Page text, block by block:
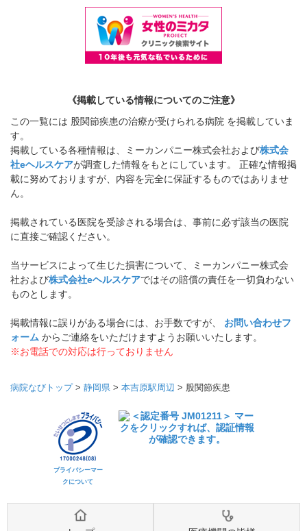
《掲載している情報についてのご注意》
この一覧には 股関節疾患の治療が受けられる病院 を掲載していま
す。
掲載している各種情報は、ミーカンパニー株式会社および株式会
社eヘルスケアが調査した情報をもとにしています。 正確な情報掲
載に努めておりますが、内容を完全に保証するものではありませ
ん。
掲載されている医院を受診される場合は、事前に必ず該当の医院
に直接ご確認ください。
当サービスによって生じた損害について、ミーカンパニー株式会
社および株式会社eヘルスケアではその賠償の責任を一切負わない
ものとします。
掲載情報に誤りがある場合には、お手数ですが、 お問い合わせフ
ォーム からご連絡をいただけますようお願いいたします。
※お電話での対応は行っておりません
病院なびトップ> 静岡県 > 本吉原駅周辺 > 股関節疾患
プライバシーマー
クについて